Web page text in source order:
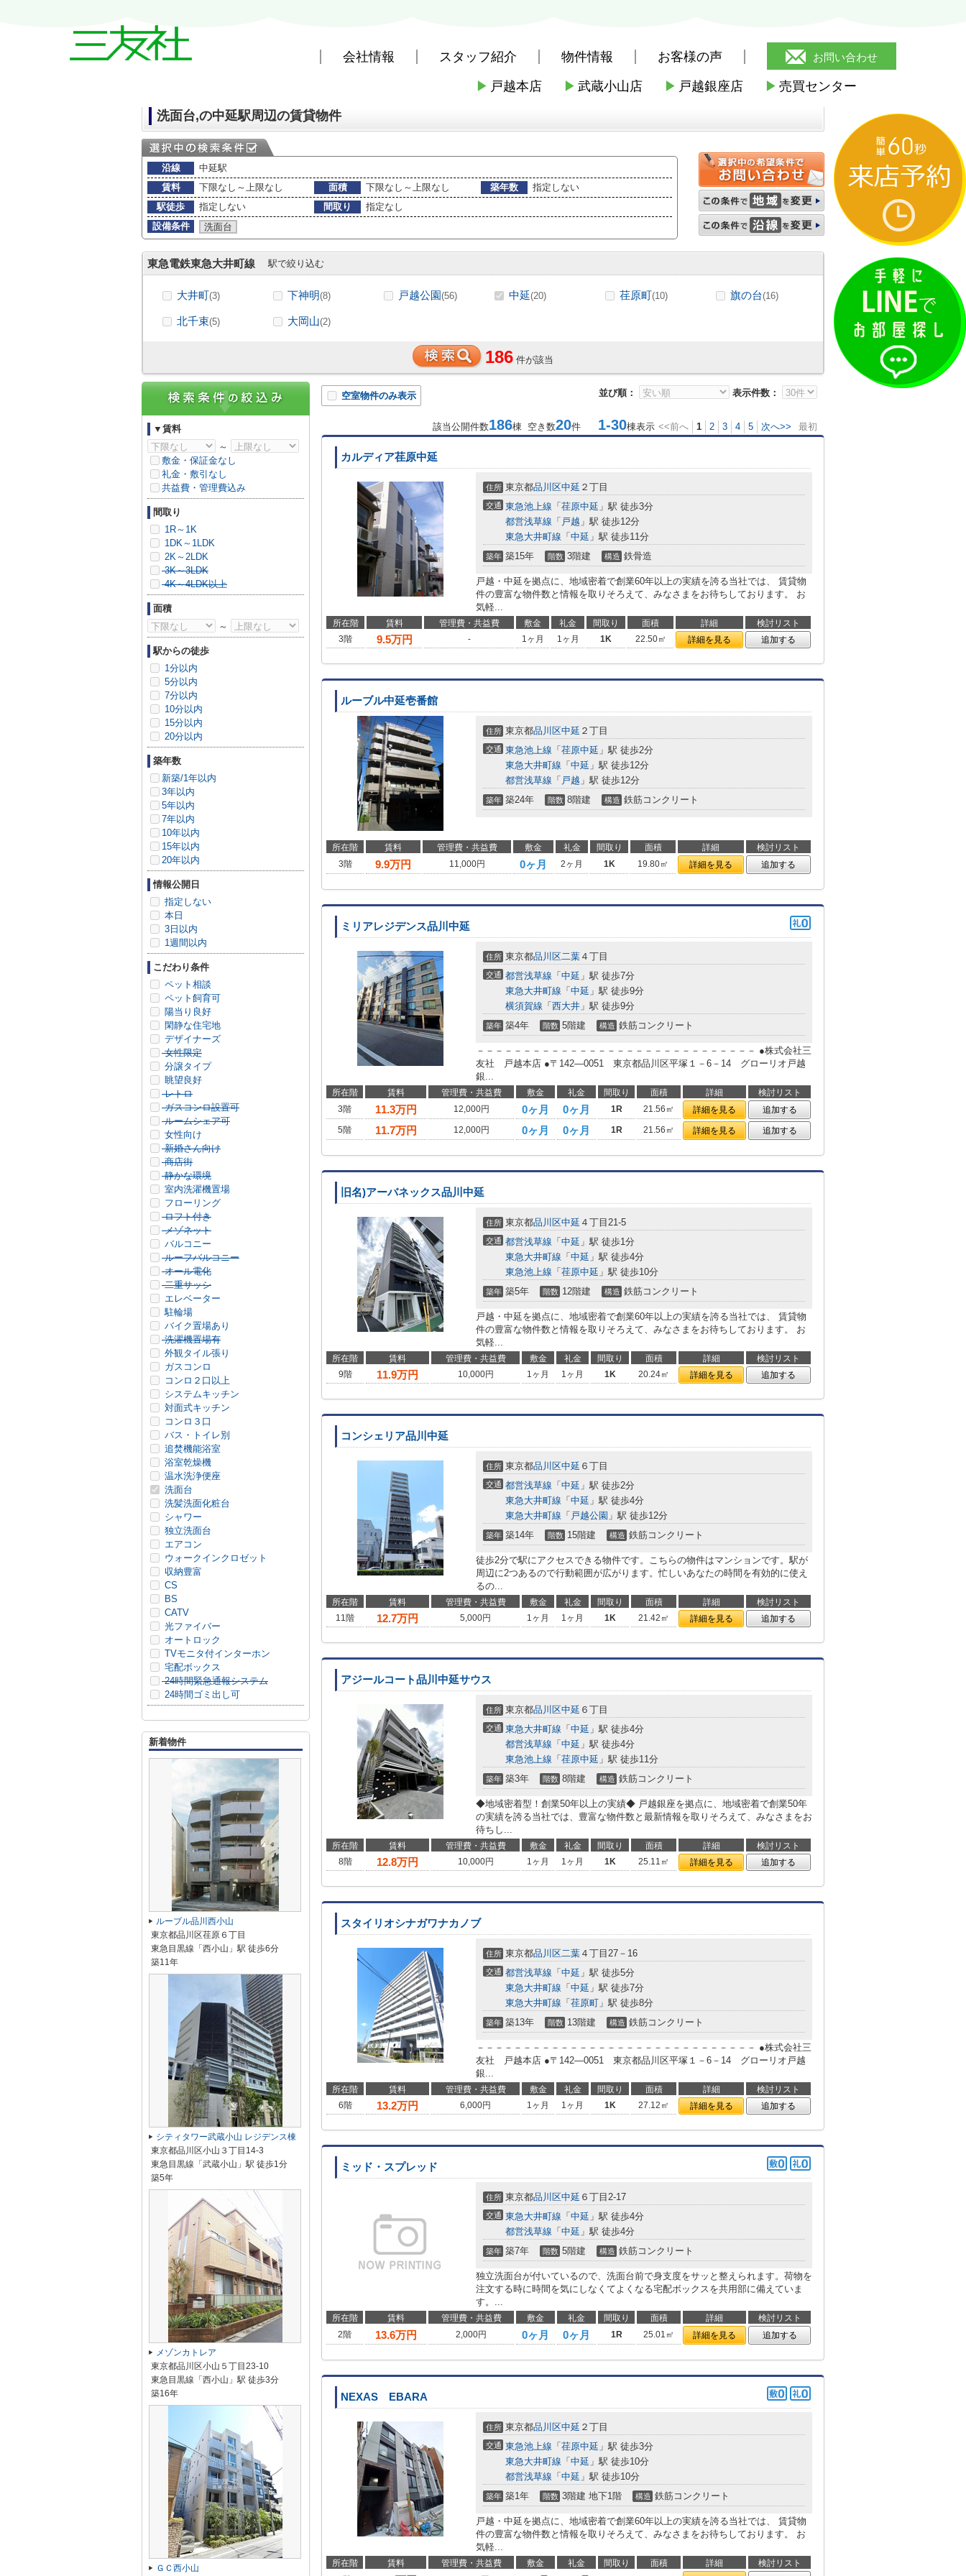
会社情報 スタッフ紹介 物件情報 お客様の声 お問い合わせ
▶ 戸越本店 ▶ 武蔵小山店 ▶ 戸越銀座店 ▶ 売買センター
(賃貸)路線・駅から探す 東急電鉄東急大井町線 > 中延駅の賃貸 洗面台
洗面台,の中延駅周辺の賃貸物件
沿線
中延駅
賃料
下限なし～上限なし 面積 下限なし～上限なし 築年数
指定しない
駅徒歩
指定しない 間取り
指定なし
設備条件
洗面台
東急電鉄東急大井町線 駅で絞り込む
大井町(3) 下神明(8) 戸越公園(56) 中延(20) 荏原町(10) 旗の台(16)
北千束(5) 大岡山(2)
186 件が該当
並び順： 表示件数：
空室物件のみ表示
該当公開件数186棟 空き数20件 1-30棟表示 <<前へ 1 2 3 4 5 次へ>> 最初
カルディア荏原中延
住所 東京都品川区中延 ２丁目
交通 東急池上線 「 荏原中延 」駅 徒歩3分
都営浅草線 「 戸越 」駅 徒歩12分
東急大井町線 「 中延 」駅 徒歩11分
築年 築15年 階数 3階建 構造 鉄骨造
戸越・中延を拠点に、地域密着で創業60年以上の実績を誇る当社では、 賃貸物
件の豊富な物件数と情報を取りそろえて、みなさまをお待ちしております。 お
気軽...
所在階 賃料 管理費・共益費 敷金 礼金 間取り 面積 詳細
検討リスト
3階
9.5万円 - 1ヶ月 1ヶ月 1K 22.50㎡ 詳細を見る 追加する
ルーブル中延壱番館
住所 東京都品川区中延 ２丁目
交通 東急池上線 「 荏原中延 」駅 徒歩2分
東急大井町線 「 中延 」駅 徒歩12分
都営浅草線 「 戸越 」駅 徒歩12分
築年 築24年 階数 8階建 構造 鉄筋コンクリート
所在階 賃料 管理費・共益費 敷金 礼金 間取り 面積 詳細
検討リスト
3階
9.9万円 11,000円 0ヶ月 2ヶ月 1K 19.80㎡ 詳細を見る 追加する
ミリアレジデンス品川中延
住所 東京都品川区二葉 ４丁目
交通 都営浅草線 「 中延 」駅 徒歩7分
東急大井町線 「 中延 」駅 徒歩9分
横須賀線 「 西大井 」駅 徒歩9分
築年 築4年 階数 5階建 構造 鉄筋コンクリート
－－－－－－－－－－－－－－－－－－－－－－－－－－－－－－ ●株式会社三
友社 戸越本店 ●〒142―0051 東京都品川区平塚１－6－14 グローリオ戸越
銀...
所在階 賃料 管理費・共益費 敷金 礼金 間取り 面積 詳細
検討リスト
3階
11.3万円 12,000円 0ヶ月 0ヶ月 1R 21.56㎡ 詳細を見る
追加する
5階
11.7万円 12,000円 0ヶ月 0ヶ月 1R 21.56㎡ 詳細を見る 追加する
旧名)アーバネックス品川中延
住所 東京都品川区中延 ４丁目21-5
交通 都営浅草線 「 中延 」駅 徒歩1分
東急大井町線 「 中延 」駅 徒歩4分
東急池上線 「 荏原中延 」駅 徒歩10分
築年 築5年 階数 12階建 構造 鉄筋コンクリート
戸越・中延を拠点に、地域密着で創業60年以上の実績を誇る当社では、 賃貸物
件の豊富な物件数と情報を取りそろえて、みなさまをお待ちしております。 お
気軽...
所在階 賃料 管理費・共益費 敷金 礼金 間取り 面積 詳細
検討リスト
9階
11.9万円 10,000円 1ヶ月 1ヶ月 1K 20.24㎡ 詳細を見る 追加する
コンシェリア品川中延
住所 東京都品川区中延 ６丁目
交通 都営浅草線 「 中延 」駅 徒歩2分
東急大井町線 「 中延 」駅 徒歩4分
東急大井町線 「 戸越公園 」駅 徒歩12分
築年 築14年 階数 15階建 構造 鉄筋コンクリート
徒歩2分で駅にアクセスできる物件です。こちらの物件はマンションです。駅が
周辺に2つあるので行動範囲が広がります。忙しいあなたの時間を有効的に使え
るの...
所在階 賃料 管理費・共益費 敷金 礼金 間取り 面積 詳細
検討リスト
11階
12.7万円 5,000円 1ヶ月 1ヶ月 1K 21.42㎡ 詳細を見る 追加する
アジールコート品川中延サウス
住所 東京都品川区中延 ６丁目
交通 東急大井町線 「 中延 」駅 徒歩4分
都営浅草線 「 中延 」駅 徒歩4分
東急池上線 「 荏原中延 」駅 徒歩11分
築年 築3年 階数 8階建 構造 鉄筋コンクリート
◆地域密着型！創業50年以上の実績◆ 戸越銀座を拠点に、地域密着で創業50年
の実績を誇る当社では、豊富な物件数と最新情報を取りそろえて、みなさまをお
待ちし...
所在階 賃料 管理費・共益費 敷金 礼金 間取り 面積 詳細
検討リスト
8階
12.8万円 10,000円 1ヶ月 1ヶ月 1K 25.11㎡ 詳細を見る 追加する
スタイリオシナガワナカノブ
住所 東京都品川区二葉 ４丁目27－16
交通 都営浅草線 「 中延 」駅 徒歩5分
東急大井町線 「 中延 」駅 徒歩7分
東急大井町線 「 荏原町 」駅 徒歩8分
築年 築13年 階数 13階建 構造 鉄筋コンクリート
－－－－－－－－－－－－－－－－－－－－－－－－－－－－－－ ●株式会社三
友社 戸越本店 ●〒142―0051 東京都品川区平塚１－6－14 グローリオ戸越
銀...
所在階 賃料 管理費・共益費 敷金 礼金 間取り 面積 詳細
検討リスト
6階
13.2万円 6,000円 1ヶ月 1ヶ月 1K 27.12㎡ 詳細を見る 追加する
ミッド・スプレッド
住所 東京都品川区中延 ６丁目2-17
交通 東急大井町線 「 中延 」駅 徒歩4分
都営浅草線 「 中延 」駅 徒歩4分
築年 築7年 階数 5階建 構造 鉄筋コンクリート
独立洗面台が付いているので、洗面台前で身支度をサッと整えられます。荷物を
注文する時に時間を気にしなくてよくなる宅配ボックスを共用部に備えていま
す。...
所在階 賃料 管理費・共益費 敷金 礼金 間取り 面積 詳細
検討リスト
2階
13.6万円 2,000円 0ヶ月 0ヶ月 1R 25.01㎡ 詳細を見る 追加する
NEXAS EBARA
住所 東京都品川区中延 ２丁目
交通 東急池上線 「 荏原中延 」駅 徒歩3分
東急大井町線 「 中延 」駅 徒歩10分
都営浅草線 「 中延 」駅 徒歩10分
築年 築1年 階数 3階建 地下1階 構造 鉄筋コンクリート
戸越・中延を拠点に、地域密着で創業60年以上の実績を誇る当社では、 賃貸物
件の豊富な物件数と情報を取りそろえて、みなさまをお待ちしております。 お
気軽...
所在階 賃料 管理費・共益費 敷金 礼金 間取り 面積 詳細
検討リスト
▼賃料
～
敷金・保証金なし
礼金・敷引なし
共益費・管理費込み
間取り
1R～1K
1DK～1LDK
2K～2LDK
3K～3LDK
4K～4LDK以上
面積
～
駅からの徒歩
1分以内
5分以内
7分以内
10分以内
15分以内
20分以内
築年数
新築/1年以内
3年以内
5年以内
7年以内
10年以内
15年以内
20年以内
情報公開日
指定しない
本日
3日以内
1週間以内
こだわり条件
ペット相談
ペット飼育可
陽当り良好
閑静な住宅地
デザイナーズ
女性限定
分譲タイプ
眺望良好
レトロ
ガスコンロ設置可
ルームシェア可
女性向け
新婚さん向け
商店街
静かな環境
室内洗濯機置場
フローリング
ロフト付き
メゾネット
バルコニー
ルーフバルコニー
オール電化
二重サッシ
エレベーター
駐輪場
バイク置場あり
洗濯機置場有
外観タイル張り
ガスコンロ
コンロ２口以上
システムキッチン
対面式キッチン
コンロ３口
バス・トイレ別
追焚機能浴室
浴室乾燥機
温水洗浄便座
洗面台
洗髪洗面化粧台
シャワー
独立洗面台
エアコン
ウォークインクロゼット
収納豊富
CS
BS
CATV
光ファイバー
オートロック
TVモニタ付インターホン
宅配ボックス
24時間緊急通報システム
24時間ゴミ出し可
新着物件
ルーブル品川西小山
東京都品川区荏原６丁目
東急目黒線「西小山」駅 徒歩6分
築11年
シティタワー武蔵小山 レジデンス棟
東京都品川区小山３丁目14-3
東急目黒線「武蔵小山」駅 徒歩1分
築5年
メゾンカトレア
東京都品川区小山５丁目23-10
東急目黒線「西小山」駅 徒歩3分
築16年
ＧＣ西小山